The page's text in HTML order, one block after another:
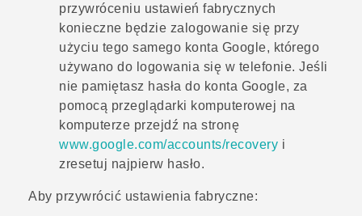
przywróceniu ustawień fabrycznych
konieczne będzie zalogowanie się przy
użyciu tego samego konta Google, którego
używano do logowania się w telefonie. Jeśli
nie pamiętasz hasła do konta Google, za
pomocą przeglądarki komputerowej na
komputerze przejdź na stronę
www.google.com/accounts/recovery i
zresetuj najpierw hasło.
Aby przywrócić ustawienia fabryczne: